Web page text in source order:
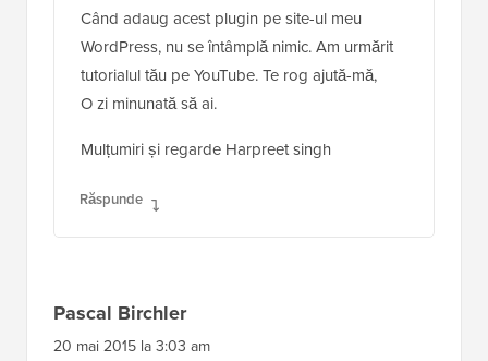
Când adaug acest plugin pe site-ul meu
WordPress, nu se întâmplă nimic. Am urmărit
tutorialul tău pe YouTube. Te rog ajută-mă,
O zi minunată să ai.
Mulțumiri și regarde Harpreet singh
Răspunde
Pascal Birchler
20 mai 2015 la 3:03 am